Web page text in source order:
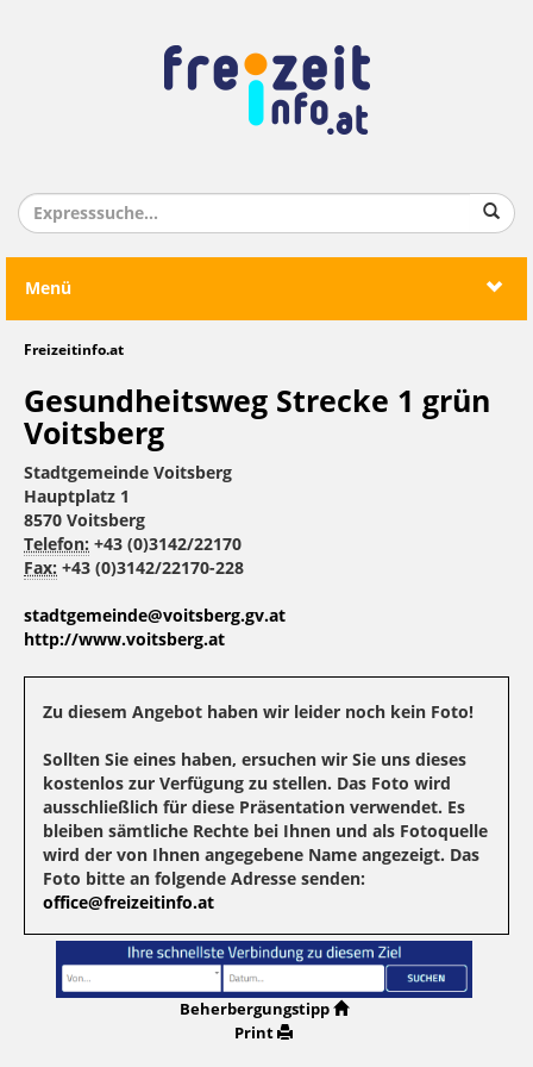
Menü
Freizeitinfo.at
Gesundheitsweg Strecke 1 grün
Voitsberg
Stadtgemeinde Voitsberg
Hauptplatz 1
8570 Voitsberg
Telefon: +43 (0)3142/22170
Fax: +43 (0)3142/22170-228
stadtgemeinde@voitsberg.gv.at
http://www.voitsberg.at
Zu diesem Angebot haben wir leider noch kein Foto!
Sollten Sie eines haben, ersuchen wir Sie uns dieses
kostenlos zur Verfügung zu stellen. Das Foto wird
ausschließlich für diese Präsentation verwendet. Es
bleiben sämtliche Rechte bei Ihnen und als Fotoquelle
wird der von Ihnen angegebene Name angezeigt. Das
Foto bitte an folgende Adresse senden:
office@freizeitinfo.at
Beherbergungstipp
Print